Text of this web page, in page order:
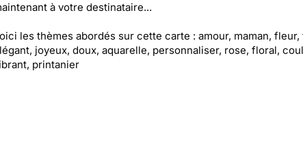
à votre destinataire...
les thèmes abordés sur cette carte : amour, maman,
joyeux, doux, aquarelle, personnaliser, rose, floral,
printanier